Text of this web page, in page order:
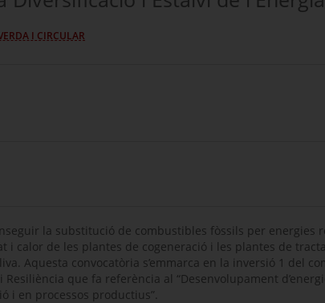
I CIRCULAR
la substitució de combustibles fòssils per energies
i calor de les plantes de cogeneració i les plantes de
Aquesta convocatòria s’emmarca en la inversió 1 del
Resiliència que fa referència al “Desenvolupament
i en processos productius”.